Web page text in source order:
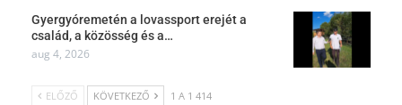
Gyergyóremetén a lovassport erejét a
család, a közösség és a…
aug 4, 2026
ELŐZŐ KÖVETKEZŐ 1 A 1 414